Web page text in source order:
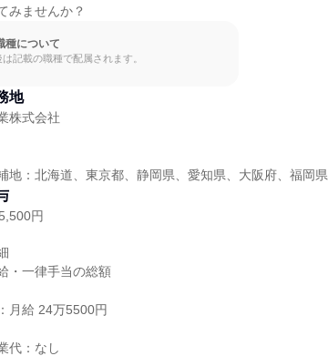
みませんか？
種について
は記載の職種で配属されます。
地
株式会社
地：北海道、東京都、静岡県、愛知県、大阪府、福岡県
円
・一律手当の総額
月給 24万5500円
代：なし